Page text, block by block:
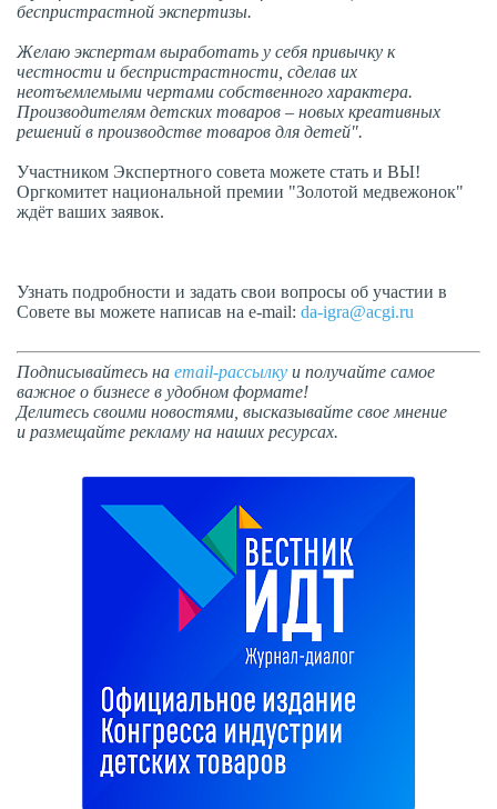
беспристрастной экспертизы.
Желаю экспертам выработать у себя привычку к
честности и беспристрастности, сделав их
неотъемлемыми чертами собственного характера.
Производителям детских товаров – новых креативных
решений в производстве товаров для детей".
Участником Экспертного совета можете стать и ВЫ!
Оргкомитет национальной премии "Золотой медвежонок"
ждёт ваших заявок.
Узнать подробности и задать свои вопросы об участии в
Совете вы можете написав на e-mail: da-igra@acgi.ru
Подписывайтесь на email-рассылку и получайте самое
важное о бизнесе в удобном формате!
Делитесь своими новостями, высказывайте свое мнение
и размещайте рекламу на наших ресурсах.